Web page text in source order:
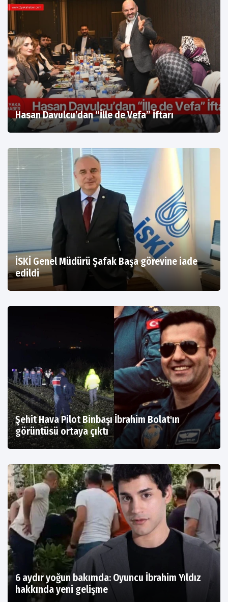
Hasan Davulcu’dan “İlle de Vefa” İftarı
İSKİ Genel Müdürü Şafak Başa görevine iade
edildi
Şehit Hava Pilot Binbaşı İbrahim Bolat'ın
görüntüsü ortaya çıktı
6 aydır yoğun bakımda: Oyuncu İbrahim Yıldız
hakkında yeni gelişme